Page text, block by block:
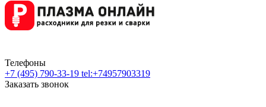
Телефоны
+7 (495) 790-33-19 tel:+74957903319
Заказать звонок